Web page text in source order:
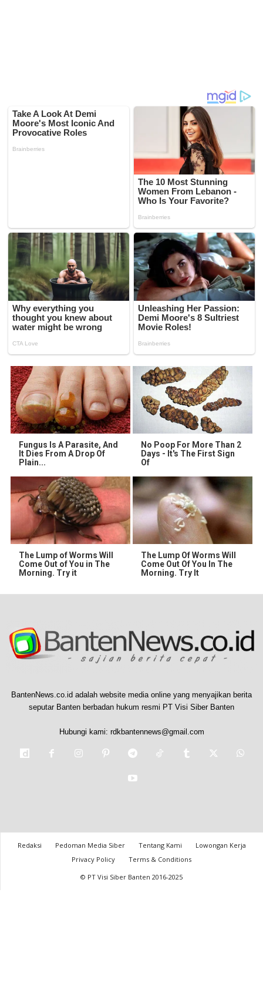
Fungus Is A Parasite, And
It Dies From A Drop Of
Plain...
No Poop For More Than 2
Days - It's The First Sign
Of
The Lump of Worms Will
Come Out of You in The
Morning. Try it
The Lump Of Worms Will
Come Out Of You In The
Morning. Try It
BantenNews.co.id adalah website media online yang menyajikan berita
seputar Banten berbadan hukum resmi PT Visi Siber Banten
Hubungi kami: rdkbantennews@gmail.com
Redaksi Pedoman Media Siber Tentang Kami
Lowongan Kerja
Privacy Policy
Terms & Conditions
© PT Visi Siber Banten 2016-2025